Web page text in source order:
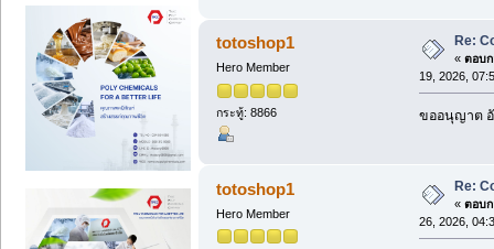
totoshop1
Hero Member
กระทู้: 8866
Re:
« ตอบก
19, 2026,
ขออนุญาต
totoshop1
Hero Member
Re:
« ตอบก
26, 2026,